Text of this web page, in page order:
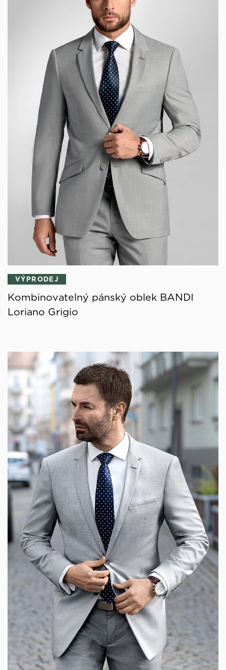
VÝPRODEJ
Kombinovatelný pánský oblek BANDI
Loriano Grigio